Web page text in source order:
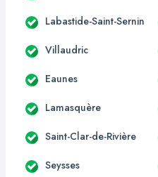
Labastide-Saint-Sernin
Villaudric
Eaunes
Lamasquère
Saint-Clar-de-Rivière
Seysses